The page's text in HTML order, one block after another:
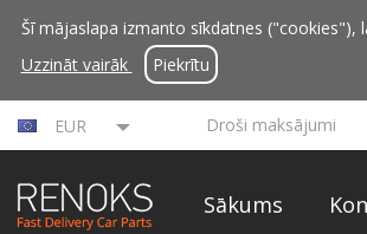
Šī mājaslapa izmanto sīkdatnes ("cookies"),
Uzzināt vairāk
Piekrītu
EUR Droši maksājumi
Sākums